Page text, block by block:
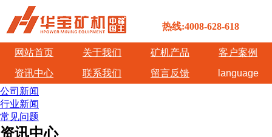
热线:4008-628-618
网站首页 关于我们 矿机产品
客户案例
资讯中心
联系我们 留言反馈
language
公司新闻
行业新闻
常见问题
资讯中心